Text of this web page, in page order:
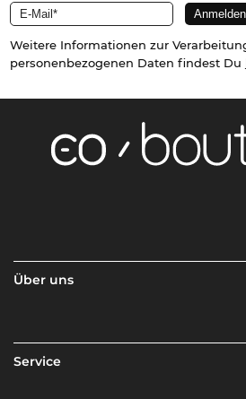
Weitere Informationen zur
personenbezogenen Daten findest Du
Über uns
Service